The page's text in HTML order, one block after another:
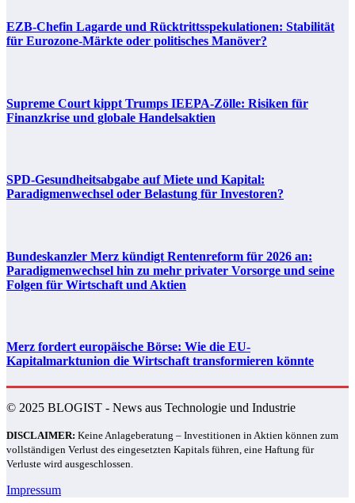
EZB-Chefin Lagarde und Rücktrittsspekulationen: Stabilität
für Eurozone-Märkte oder politisches Manöver?
Supreme Court kippt Trumps IEEPA-Zölle: Risiken für
Finanzkrise und globale Handelsaktien
SPD-Gesundheitsabgabe auf Miete und Kapital:
Paradigmenwechsel oder Belastung für Investoren?
Bundeskanzler Merz kündigt Rentenreform für 2026 an:
Paradigmenwechsel hin zu mehr privater Vorsorge und seine
Folgen für Wirtschaft und Aktien
Merz fordert europäische Börse: Wie die EU-
Kapitalmarktunion die Wirtschaft transformieren könnte
© 2025 BLOGIST - News aus Technologie und Industrie
DISCLAIMER: Keine Anlageberatung – Investitionen in Aktien können zum
vollständigen Verlust des eingesetzten Kapitals führen, eine Haftung für
Verluste wird ausgeschlossen.
Impressum